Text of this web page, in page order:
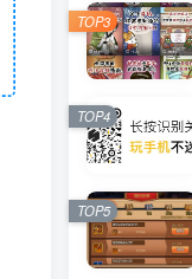
TOP3
TOP4
TOP5